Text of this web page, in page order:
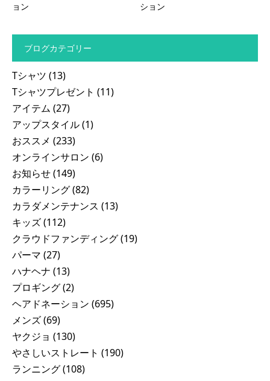
ョン
ション
ブログカテゴリー
Tシャツ (13)
Tシャツプレゼント (11)
アイテム (27)
アップスタイル(1)
おススメ (233)
オンラインサロン (6)
お知らせ(149)
カラーリング(82)
カラダメンテナンス (13)
キッズ(112)
クラウドファンディング(19)
パーマ (27)
ハナヘナ (13)
プロギング(2)
ヘアドネーション (695)
メンズ(69)
ヤクジョ (130)
やさしいストレート (190)
ランニング(108)